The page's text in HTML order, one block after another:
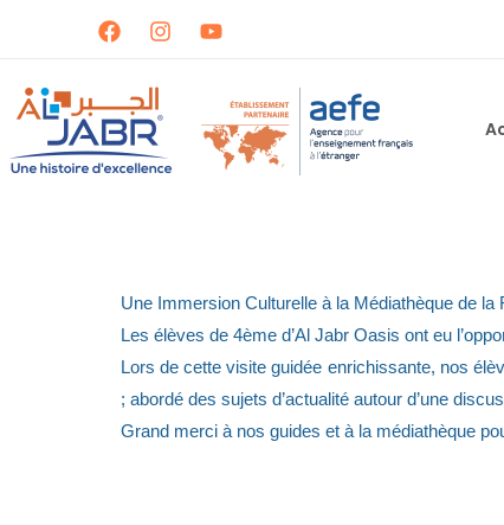
contenu
Une Immersion Culturelle à la Médiathèque de la
Les élèves de 4ème d’Al Jabr Oasis ont eu
Lors de cette visite guidée enrichissante, nos
; abordé des sujets d’actualité autour d’une
Grand merci à nos guides et à la médiathèque